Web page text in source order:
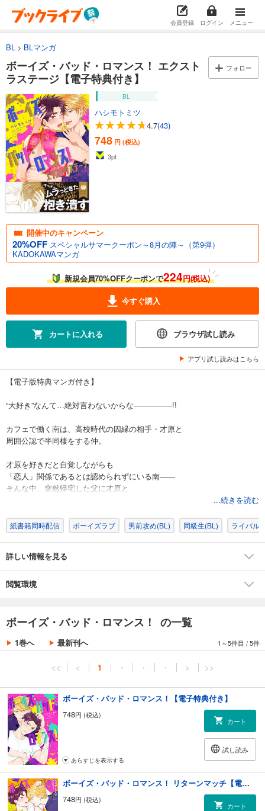
会員登録 ログイン メニュー
BL BLマンガ
ボーイズ・バッド・ロマンス！ エクスト
ラステージ【電子特典付き】
フォロー
BL
ハシモトミツ
4.7(43)
748 円 (税込)
3pt
開催中のキャンペーン
20%OFF スペシャルサマークーポン～8月の陣～（第9弾）
KADOKAWAマンガ
新規会員70%OFFクーポンで224円(税込)
今すぐ購入
カートに入れる ブラウザ試し読み
アプリ試し読みはこちら
【電子版特典マンガ付き】
“大好き”なんて…絶対言わないからな―――――!!
カフェで働く南は、高校時代の因縁の相手・才原と
周囲公認で半同棲をする仲。
才原を好きだと自覚しながらも
「恋人」関係であるとは認められずにいる南――
そんな中、突然帰宅した父に才原と
そして、関係を問い詰められて…!?
ドSクズの風俗店店長×無自覚Mなピュア男子のエッチなラブコメ第3弾！
電子版特典として、紙書籍の応援書店特典マンガ「ドスケベガールズ・
大コスプレ祭り～パラレルワールド編～ ブラックサンタ×ミニスカサン
タ」2P収録☆
■収録内容
・「ボーイズ・バッド・ロマンス！エクストラステージ」第1話～第4
話…電子書籍で配信中の作品を加筆修正
・「南とお風呂」25P…描きおろし
・本体表紙描きおろし「南の着せ替えコスプレ」
・電子版特典描きおろしマンガ「ドスケベガールズ・大コスプレ祭り～
パラレルワールド編～ ブラックサンタ×ミニスカサンタ」2P（紙書籍の
応援書店特典と同内容）
...続きを読む
紙書籍同時配信 ボーイズラブ 男前攻め(BL) 同級生(BL) ライバル
詳しい情報を見る
閲覧環境
ボーイズ・バッド・ロマンス！ の一覧
1巻へ 最新刊へ 1～5件目 /5件
<< < 1 ・ ・ ・ > >>
ボーイズ・バッド・ロマンス！【電子特典付き】
748円 (税込)
カート
試し読み
あらすじを表示する
ボーイズ・バッド・ロマンス！ リターンマッチ【電子特典付き】
748円 (税込)
カート